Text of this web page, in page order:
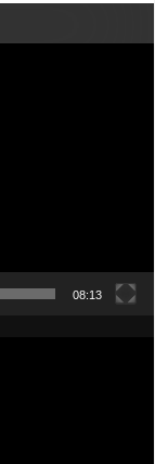
08:13